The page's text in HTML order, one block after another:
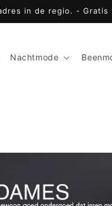
in de regio. -
Nachtmode